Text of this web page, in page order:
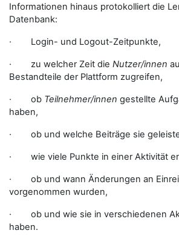
Informationen hinaus protokolliert die
Datenbank:
· Login- und Logout-Zeitpunkte,
· zu welcher Zeit die Nutzer/innen
Bestandteile der Plattform zugreifen,
· ob Teilnehmer/innen gestellte
haben,
· ob und welche Beiträge sie
· wie viele Punkte in einer Aktivität
· ob und wann Änderungen an
vorgenommen wurden,
· ob und wie sie in verschiedenen
haben.